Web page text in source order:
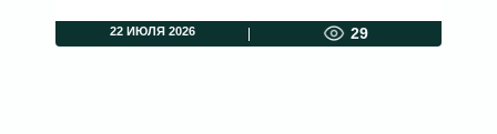
22 ИЮЛЯ 2026 29